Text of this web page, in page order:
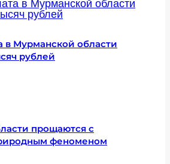
в Мурманской области
рублей
прощаются с
феноменом